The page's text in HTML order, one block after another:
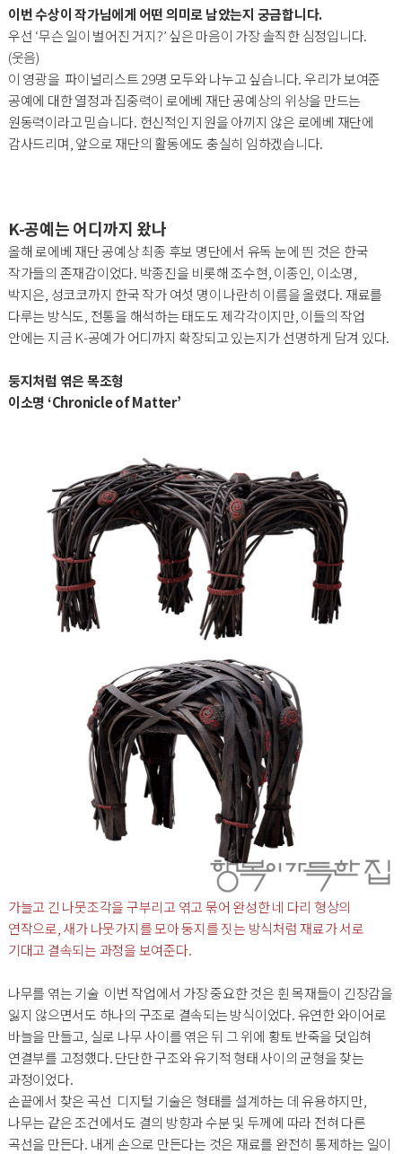
이번 수상이 작가님에게 어떤 의미로 남았는지 궁금합니다.
우선 ‘무슨 일이 벌어진 거지?’ 싶은 마음이 가장 솔직한 심정입니다.
(웃음)
이 영광을 파이널리스트 29명 모두와 나누고 싶습니다. 우리가 보여준
공예에 대한 열정과 집중력이 로에베 재단 공예상의 위상을 만드는
원동력이라고 믿습니다. 헌신적인 지원을 아끼지 않은 로에베 재단에
감사드리며, 앞으로 재단의 활동에도 충실히 임하겠습니다.
K-공예는 어디까지 왔나
올해 로에베 재단 공예상 최종 후보 명단에서 유독 눈에 띈 것은 한국
작가들의 존재감이었다. 박종진을 비롯해 조수현, 이종인, 이소명,
박지은, 성코코까지 한국 작가 여섯 명이 나란히 이름을 올렸다. 재료를
다루는 방식도, 전통을 해석하는 태도도 제각각이지만, 이들의 작업
안에는 지금 K-공예가 어디까지 확장되고 있는지가 선명하게 담겨 있다.
둥지처럼 엮은 목조형
이소명 ‘Chronicle of Matter’
가늘고 긴 나뭇조각을 구부리고 엮고 묶어 완성한 네 다리 형상의
연작으로, 새가 나뭇가지를 모아 둥지를 짓는 방식처럼 재료가 서로
기대고 결속되는 과정을 보여준다.
나무를 엮는 기술 이번 작업에서 가장 중요한 것은 휜 목재들이 긴장감을
잃지 않으면서도 하나의 구조로 결속되는 방식이었다. 유연한 와이어로
바늘을 만들고, 실로 나무 사이를 엮은 뒤 그 위에 황토 반죽을 덧입혀
연결부를 고정했다. 단단한 구조와 유기적 형태 사이의 균형을 찾는
과정이었다.
손끝에서 찾은 곡선 디지털 기술은 형태를 설계하는 데 유용하지만,
나무는 같은 조건에서도 결의 방향과 수분 및 두께에 따라 전혀 다른
곡선을 만든다. 내게 손으로 만든다는 것은 재료를 완전히 통제하는 일이